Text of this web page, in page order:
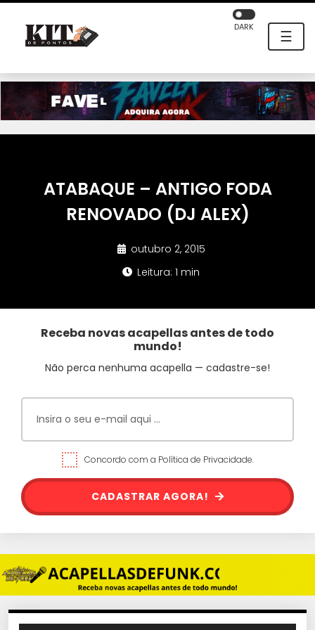
☰
DARK
ATABAQUE – ANTIGO FODA
RENOVADO (DJ ALEX)
outubro 2, 2015
Leitura: 1 min
Receba novas acapellas antes de todo
mundo!
Não perca nenhuma acapella — cadastre-se!
Concordo com a Política de Privacidade.
CADASTRAR AGORA!